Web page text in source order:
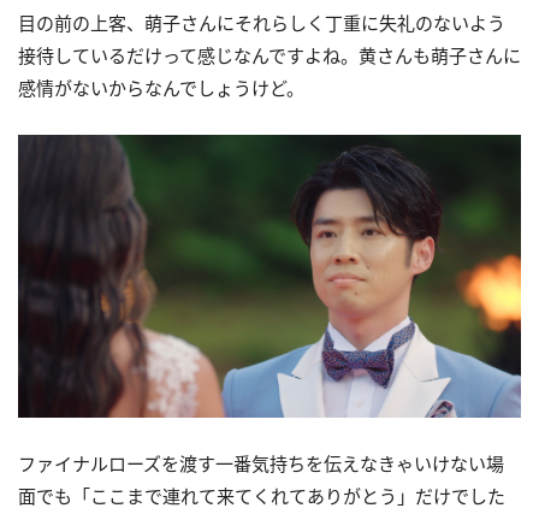
目の前の上客、萌子さんにそれらしく丁重に失礼のないよう
接待しているだけって感じなんですよね。黄さんも萌子さんに
感情がないからなんでしょうけど。
ファイナルローズを渡す一番気持ちを伝えなきゃいけない場
面でも「ここまで連れて来てくれてありがとう」だけでした